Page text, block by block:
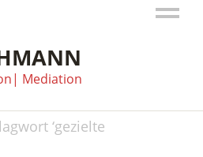
Mediation
‘gezielte